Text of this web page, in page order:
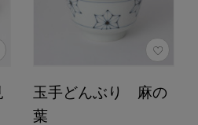
玉手どんぶり 麻の
葉